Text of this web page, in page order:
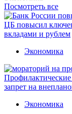
Посмотреть все
ЦБ повысил
вкладами и рублем
Экономика
запрет на
Экономика